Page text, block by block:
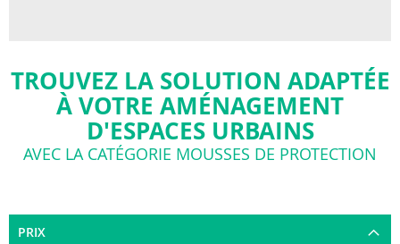
TROUVEZ LA SOLUTION ADAPTÉE
À VOTRE AMÉNAGEMENT
D'ESPACES URBAINS
AVEC LA CATÉGORIE MOUSSES DE PROTECTION
PRIX